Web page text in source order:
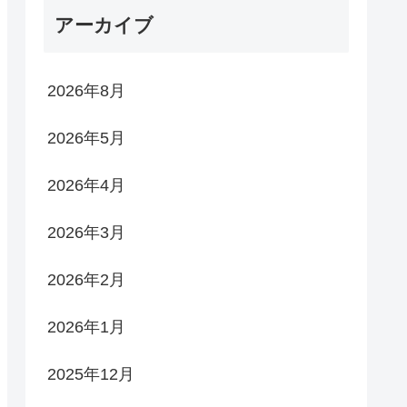
アーカイブ
2026年8月
2026年5月
2026年4月
2026年3月
2026年2月
2026年1月
2025年12月